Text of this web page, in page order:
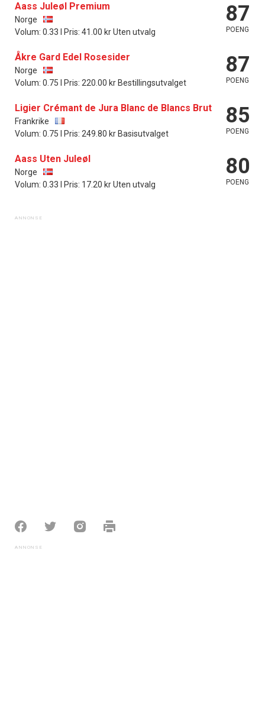
Aass Juleøl Premium
Norge
Volum: 0.33 l Pris: 41.00 kr Uten utvalg
87
POENG
Åkre Gard Edel Rosesider
Norge
Volum: 0.75 l Pris: 220.00 kr Bestillingsutvalget
87
POENG
Ligier Crémant de Jura Blanc de Blancs Brut
Frankrike
Volum: 0.75 l Pris: 249.80 kr Basisutvalget
85
POENG
Aass Uten Juleøl
Norge
Volum: 0.33 l Pris: 17.20 kr Uten utvalg
80
POENG